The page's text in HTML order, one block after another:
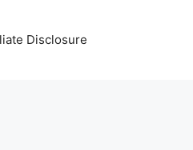
Disclosure